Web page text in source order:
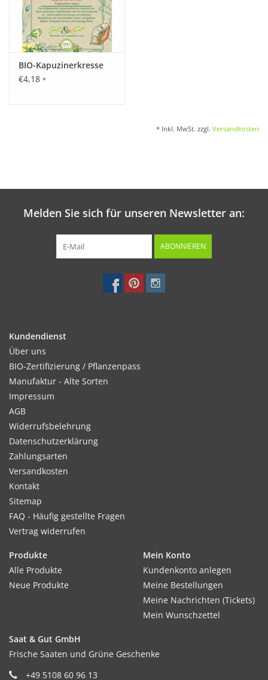
BIO-Kapuzinerkresse
€4,18 *
* Inkl. MwSt. zzgl. Versandkosten
Melden Sie sich für unseren Newsletter an:
ABONNIEREN
Kundendienst
Über uns
BIO-Zertifizierung / Pflanzenpass
Manufaktur - Alte Sorten
Impressum
AGB
Widerrufsbelehrung
Datenschutzerklärung
Zahlungsarten
Versandkosten
Kontakt
Sitemap
FAQ - Häufig gestellte Fragen
Vertrag widerrufen
Produkte
Alle Produkte
Neue Produkte
Mein Konto
Kundenkonto anlegen
Meine Bestellungen
Meine Nachrichten (Tickets)
Mein Wunschzettel
Saat & Gut GmbH
Frische Saaten und Grüne Geschenke
+49 5108 60 96 13